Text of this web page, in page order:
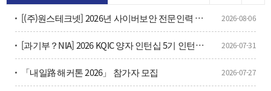
[(주)원스테크넷] 2026년 사이버보안 전문인력 양성과정 및 채용연계 교육생 9기 모집(부산)
2026-08-06
[과기부？NIA] 2026 KQIC 양자 인턴십 5기 인턴사원 모집(~8/14) 2026-07-31
「내일路 해커톤 2026」 참가자 모집 2026-07-27